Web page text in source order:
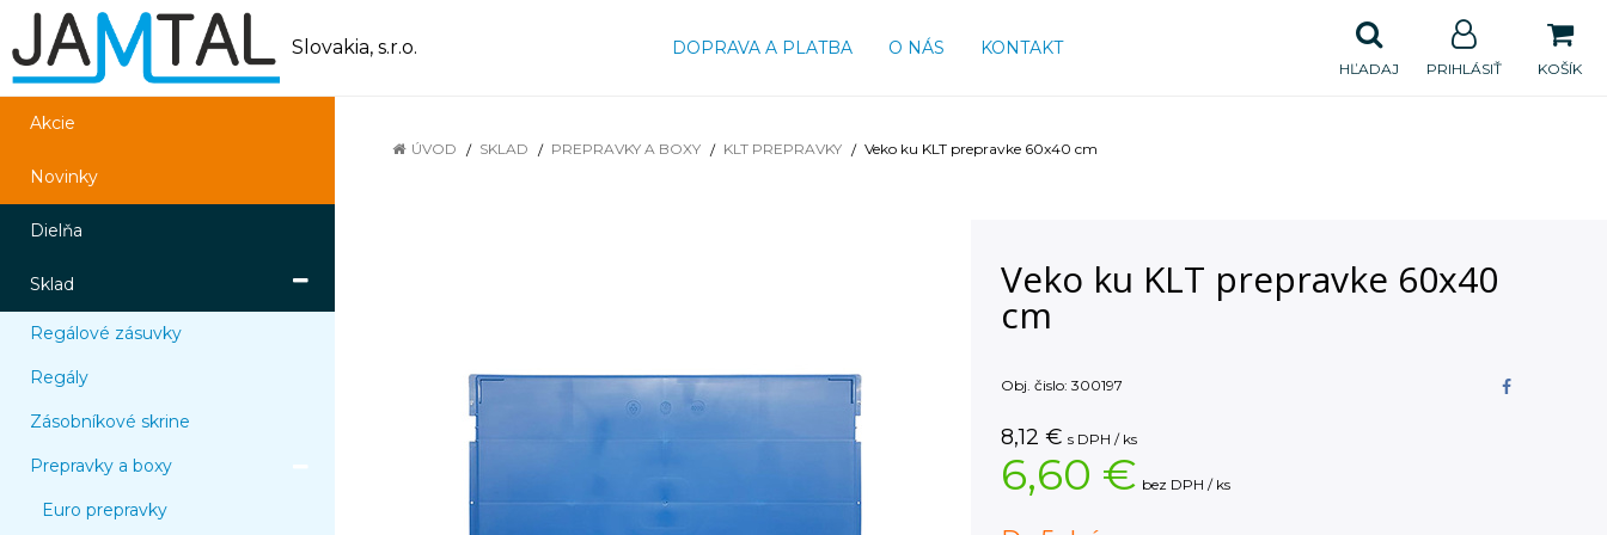
Slovakia, s.r.o. DOPRAVA A PLATBA O NÁS KONTAKT
KOŠÍK
PRIHLÁSIŤ
HĽADAJ
Akcie
Novinky
Dielňa
Sklad
Regálové zásuvky
Regály
Zásobníkové skrine
Prepravky a boxy
Euro prepravky
ÚVOD SKLAD PREPRAVKY A BOXY KLT PREPRAVKY Veko ku KLT prepravke 60x40 cm
Veko ku KLT prepravke 60x40
cm
Obj. čislo: 300197
8,12 € s DPH / ks
6,60 € bez DPH / ks